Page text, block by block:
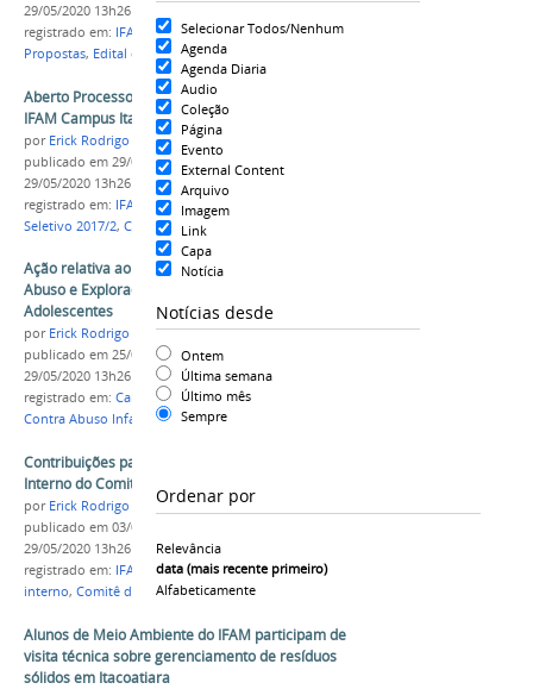
Selecionar Todos/Nenhum
Agenda
Agenda Diaria
Audio
Coleção
Página
Evento
External Content
Arquivo
Imagem
Link
Capa
Notícia
Notícias desde
Ontem
Última semana
Último mês
Sempre
Ordenar por
Relevância
data (mais recente primeiro)
Alfabeticamente
29/05/2020 13h26
registrado em: IFAM Campus Itacoatiara,Seleção de
Propostas, Edital de eventos 2017
Aberto Processo Seletivo 2017 para cursos do
IFAM Campus Itacoatiara
por Erick Rodrigo Santos Almeida
publicado em 29/05/2017 última modificação
29/05/2020 13h26
registrado em: IFAM Campus Itacoatiara
Seletivo 2017/2, Cursos Técnicos
Ação relativa ao Dia Nacional de Combate ao
Abuso e Exploração Sexual de Crianças e
Adolescentes
por Erick Rodrigo Santos Almeida
publicado em 25/05/2017—última modificação
29/05/2020 13h26
registrado em: Campus Itacoatiara,Dia Nacional
Contra Abuso Infantil ,IFAM
Contribuições para a Minuta do Regimento
Interno do Comitê de Pesquisa e Extensão
por Erick Rodrigo Santos Almeida
publicado em 03/05/2017
29/05/2020 13h26
registrado em: IFAM Campus Itacoatiara ,Regimento
interno, Comitê de Pesquisa e Extensão
Alunos de Meio Ambiente do IFAM participam de
visita técnica sobre gerenciamento de resíduos
sólidos em Itacoatiara